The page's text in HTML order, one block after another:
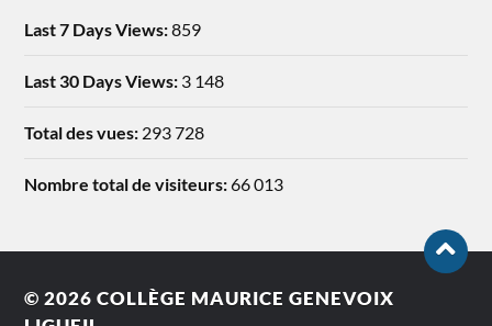
Last 7 Days Views:859
Last 30 Days Views: 3 148
Total des vues: 293 728
Nombre total de visiteurs:66 013
© 2026COLLÈGE MAURICE GENEVOIX